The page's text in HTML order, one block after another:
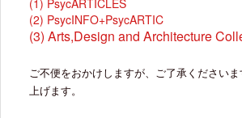
(1) PsycARTICLES
(2) PsycINFO+PsycARTIC
(3) Arts,Design and Architecture
ご不便をおかけしますが、ご了承ください
上げます。